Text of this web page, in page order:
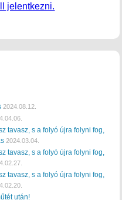
jelentkezni.
2024.08.12.
tavasz, s a folyó újra folyni fog,
2024.03.04.
tavasz, s a folyó újra folyni fog,
tavasz, s a folyó újra folyni fog,
után!